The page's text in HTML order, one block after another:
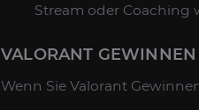
Stream oder Coaching
VALORANT
Wenn Sie Valorant